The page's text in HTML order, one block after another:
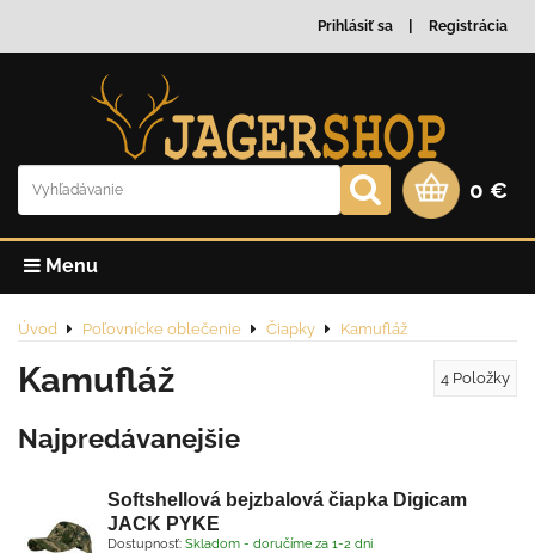
Prihlásiť sa Registrácia
0 €
Menu
Úvod Poľovnícke oblečenie Čiapky Kamufláž
Kamufláž 4 Položky
Najpredávanejšie
Softshellová bejzbalová čiapka Digicam
JACK PYKE
Dostupnosť: Skladom - doručíme za 1-2 dni